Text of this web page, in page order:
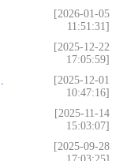
[2026-01-05
11:51:31]
[2025-12-22
17:05:59]
[2025-12-01
10:47:16]
[2025-11-14
15:03:07]
[2025-09-28